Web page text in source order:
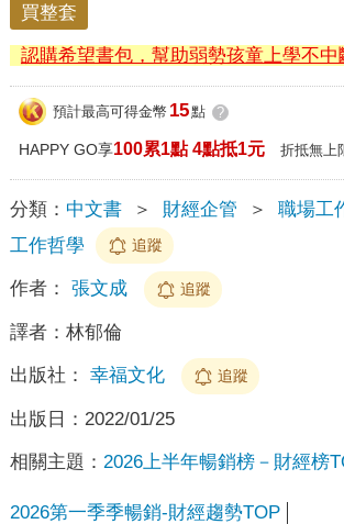
買整套
認購希望書包，幫助弱勢孩童上學不中
預計最高可得金幣 15點 ?
HAPPY GO享100累1點 4點抵1元 折抵無上
分類： 中文書 ＞ 財經企管 ＞ 職場工
工作哲學
追蹤
作者： 張文成 追蹤
譯者： 林郁倫
出版社： 幸福文化 追蹤
出版日： 2022/01/25
相關主題： 2026上半年暢銷榜－財經榜
2026第一季季暢銷-財經趨勢TOP